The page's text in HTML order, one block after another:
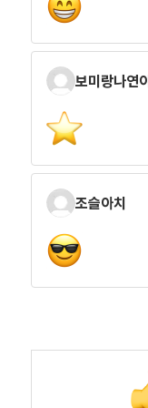
보미랑나연이
조슬아치